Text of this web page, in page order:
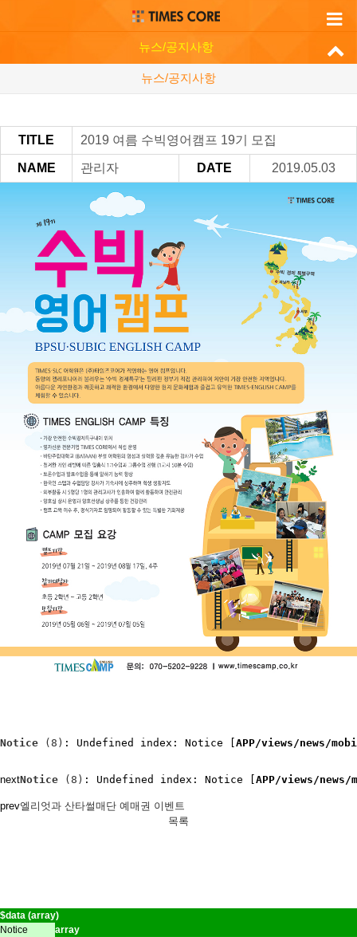
뉴스/공지사항
뉴스/공지사항
TITLE 2019 여름 수빅영어캠프 19기 모집
NAME 관리자 DATE 2019.05.03
Notice (8) : Undefined index: Notice [ APP/views/news/
nextNotice (8) : Undefined index: Notice [ APP/views/
prev엘리엇과 산타썰매단 예매권 이벤트
목록
$data (array)
Notice
array